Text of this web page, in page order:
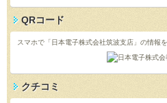
QRコード
スマホで「日本電子株式会社筑波支店」の情報を
クチコミ